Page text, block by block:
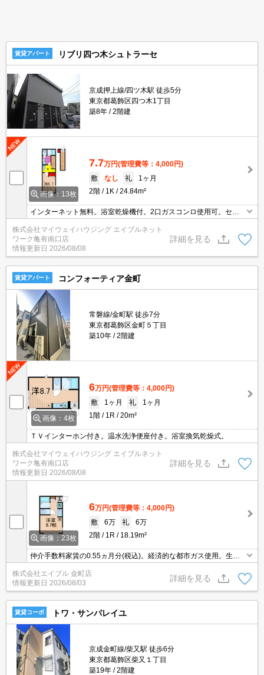
賃貸アパート リブリ四つ木シュトラーセ
京成押上線/四ツ木駅 徒歩5分
東京都葛飾区四つ木1丁目
築8年
2階建
画像：13枚
7.7万円(管理費等：4,000円)
敷
なし 礼
1ヶ月
2階
1K 24.84m²
インターネット無料。浴室乾燥機付。2口ガスコンロ使用可。セコ
ム無料装備。
株式会社マイウェイハウジング エイブルネット
ワーク亀有南口店
情報更新日 2026/08/08
詳細を見る
賃貸アパート コンフォーティア金町
常磐線/金町駅 徒歩7分
東京都葛飾区金町５丁目
築10年
2階建
画像：4枚
6万円(管理費等：4,000円)
敷
1ヶ月 礼
1ヶ月
1階
1R 20m²
ＴＶインターホン付き。温水洗浄便座付き。浴室換気乾燥式。
株式会社マイウェイハウジング エイブルネット
ワーク亀有南口店
情報更新日 2026/08/08
詳細を見る
画像：23枚
6万円(管理費等：4,000円)
敷
6万 礼
6万
2階
1R 18.19m²
仲介手数料家賃の0.55ヵ月分(税込)。経済的な都市ガス使用。生活
環境良好。南向きで日当り良好。過ごしやすい生活環境が整ってい
ます。角部屋。
株式会社エイブル 金町店
情報更新日 2026/08/03
詳細を見る
賃貸コーポ トワ・サンパレイユ
京成金町線/柴又駅 徒歩6分
東京都葛飾区柴又１丁目
築19年
2階建